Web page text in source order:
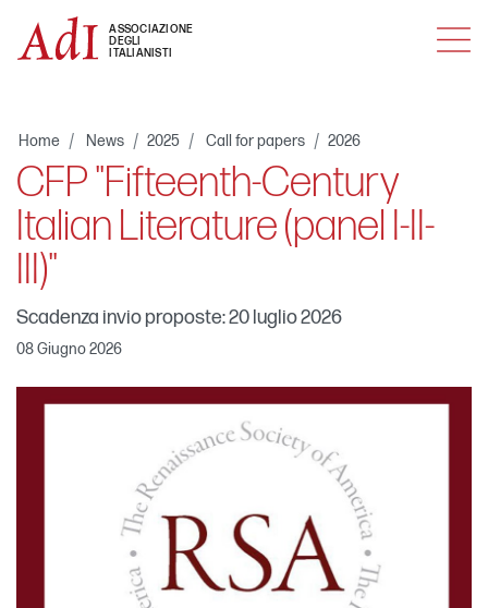
ASSOCIAZIONE
DEGLI
ITALIANISTI
MENU
Home News 2025 Call for papers 2026
CFP "Fifteenth-Century
Italian Literature (panel I-II-
III)"
Scadenza invio proposte: 20 luglio 2026
08 Giugno 2026